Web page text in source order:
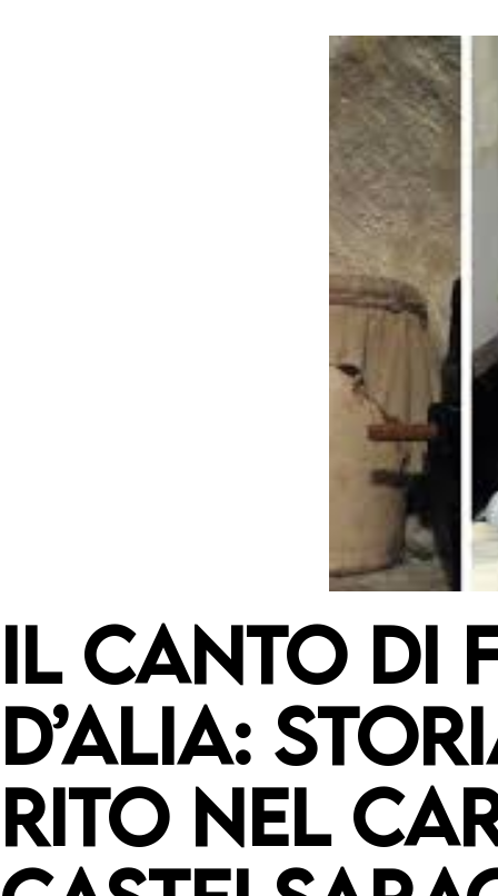
IL CANTO DI
D’ALIA:
RITO NEL